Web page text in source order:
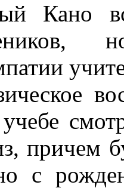
Кано
причем
с